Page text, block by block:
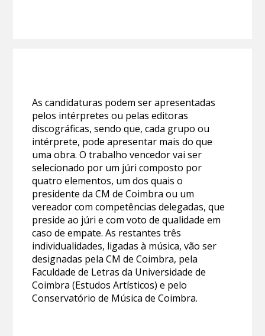
As candidaturas podem ser apresentadas
pelos intérpretes ou pelas editoras
discográficas, sendo que, cada grupo ou
intérprete, pode apresentar mais do que
uma obra. O trabalho vencedor vai ser
selecionado por um júri composto por
quatro elementos, um dos quais o
presidente da CM de Coimbra ou um
vereador com competências delegadas, que
preside ao júri e com voto de qualidade em
caso de empate. As restantes três
individualidades, ligadas à música, vão ser
designadas pela CM de Coimbra, pela
Faculdade de Letras da Universidade de
Coimbra (Estudos Artísticos) e pelo
Conservatório de Música de Coimbra.